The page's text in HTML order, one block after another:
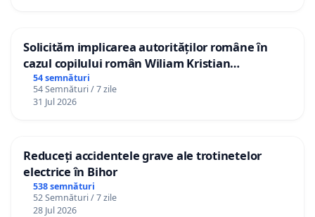
Solicităm implicarea autorităților române în
cazul copilului român Wiliam Kristian
Gheorghe, aflat în plasament în Danemarca de
12 ani
54 semnături
54 Semnături / 7 zile
31 Jul 2026
Reduceți accidentele grave ale trotinetelor
electrice în Bihor
538 semnături
52 Semnături / 7 zile
28 Jul 2026